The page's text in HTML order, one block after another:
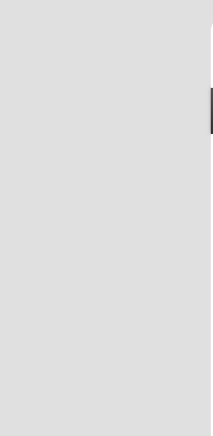
Перейти к основному